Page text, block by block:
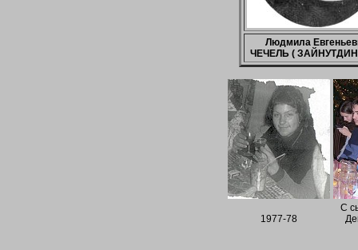
Людмила
ЧЕЧЕЛЬ (
1977-78
С